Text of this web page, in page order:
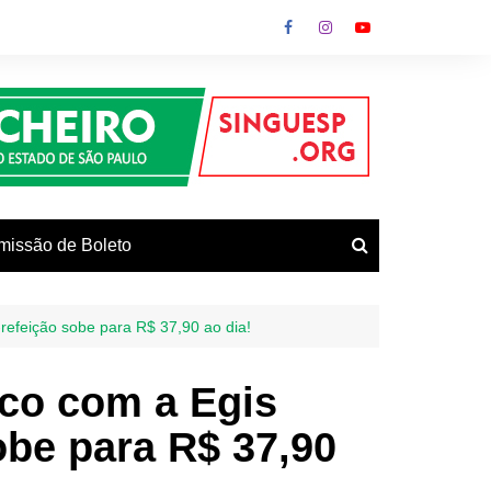
de Boleto
sobe para R$ 37,90 ao dia!
com a Egis
para R$ 37,90